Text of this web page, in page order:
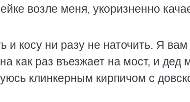
возле меня, укоризненно
косу ни разу не наточить. Я вам
раз въезжает на мост, и дед
клинкерным кирпичом с